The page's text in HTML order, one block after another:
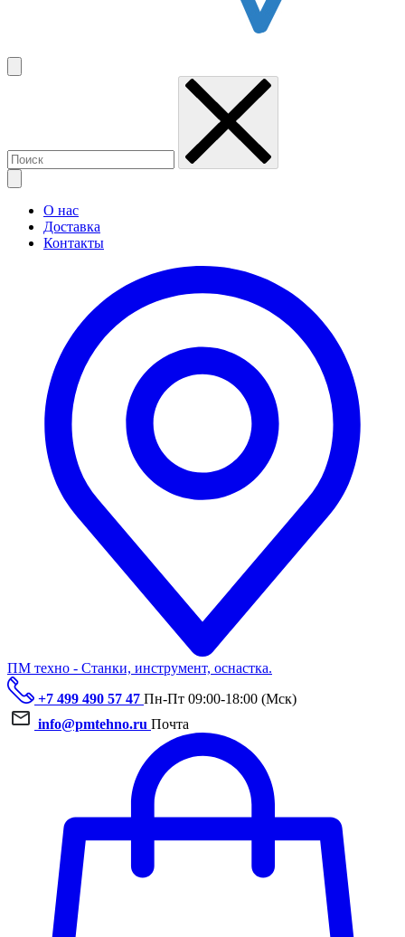
О нас
Доставка
Контакты
ПМ техно - Станки, инструмент, оснастка.
+7 499 490 57 47 Пн-Пт 09:00-18:00 (Мск)
info@pmtehno.ru Почта